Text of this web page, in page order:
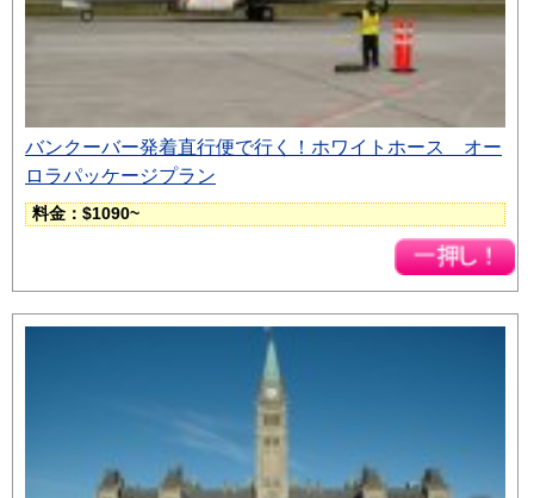
バンクーバー発着直行便で行く！ホワイトホース オー
ロラパッケージプラン
料金：$1090~